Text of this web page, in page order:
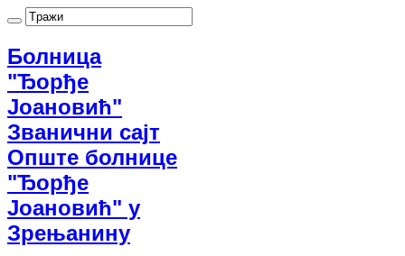
Болница
"Ђорђе
Јоановић"
Званични сајт
Опште болнице
"Ђорђе
Јоановић" у
Зрењанину